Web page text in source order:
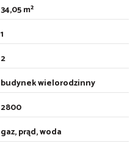
34,05 m²
1
2
budynek wielorodzinny
2800
gaz, prąd, woda